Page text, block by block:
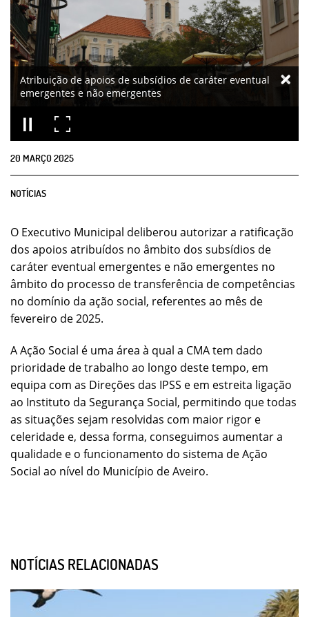
Atribuição de apoios de subsídios de caráter eventual
emergentes e não emergentes
20 MARÇO2025
NOTÍCIAS
O Executivo Municipal deliberou autorizar a ratificação
dos apoios atribuídos no âmbito dos subsídios de
caráter eventual emergentes e não emergentes no
âmbito do processo de transferência de competências
no domínio da ação social, referentes ao mês de
fevereiro de 2025.
A Ação Social é uma área à qual a CMA tem dado
prioridade de trabalho ao longo deste tempo, em
equipa com as Direções das IPSS e em estreita ligação
ao Instituto da Segurança Social, permitindo que todas
as situações sejam resolvidas com maior rigor e
celeridade e, dessa forma, conseguimos aumentar a
qualidade e o funcionamento do sistema de Ação
Social ao nível do Município de Aveiro.
NOTÍCIAS RELACIONADAS